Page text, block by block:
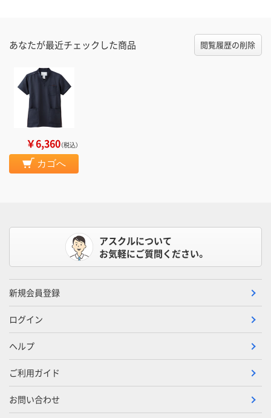
あなたが最近チェックした商品 閲覧履歴の削除
￥6,360（税込）
カゴへ
アスクルについて
お気軽にご質問ください。
新規会員登録
ログイン
ヘルプ
ご利用ガイド
お問い合わせ